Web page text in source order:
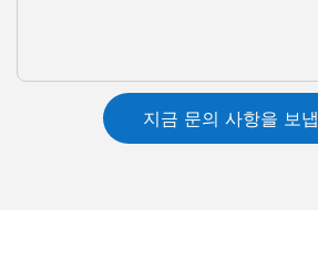
지금 문의 사항을 보